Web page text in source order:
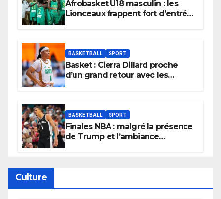
Afrobasket U18 masculin : les
Lionceaux frappent fort d’entrée
BASKETBALL SPORT
Basket : Cierra Dillard proche
d’un grand retour avec les
BASKETBALL SPORT
Finales NBA : malgré la présence
de Trump et l’ambiance
Culture